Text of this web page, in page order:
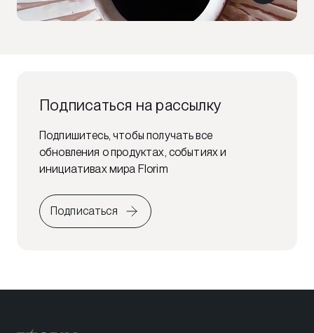
Подписаться на рассылку
Подпишитесь, чтобы получать все
обновления о продуктах, событиях и
инициативах мира Florim
Подписаться